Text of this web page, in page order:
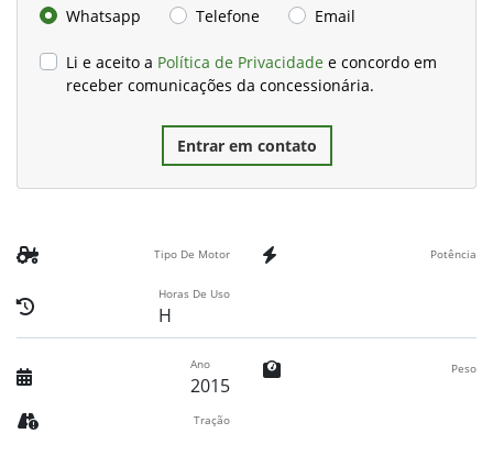
Whatsapp
Telefone Email
Li e aceito a Política de Privacidade e concordo em
receber comunicações da concessionária.
Entrar em contato
Tipo De Motor Potência
Horas De Uso
H
Ano
2015
Peso
Tração